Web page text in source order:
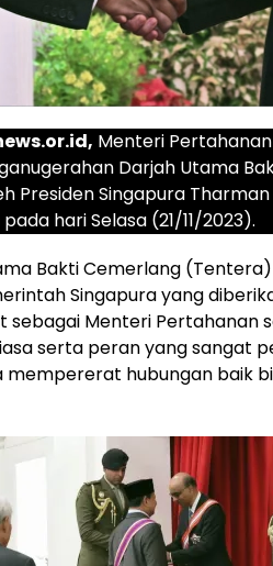
Menteri
Darjah Utama
Presiden Singapura
hari Selasa (21/11/2023).
Bakti Cemerlang
Singapura yang
Menteri Pertahanan
serta peran yang sangat
hubungan baik